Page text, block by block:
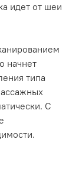
идет от шеи
начнет
типа
С